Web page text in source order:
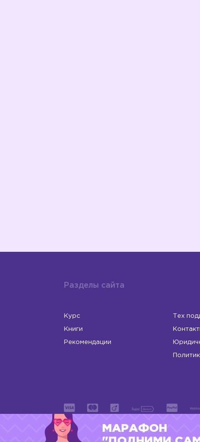
Разделы сайта
Курс
Книги
Рекомендации
Тех
ИП Левчук Людмила Николаевна
МАРАФОН